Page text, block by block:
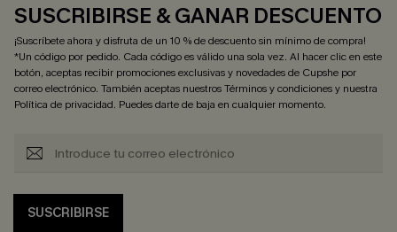
SUSCRIBIRSE & GANAR DESCUENTO
¡Suscríbete ahora y disfruta de un 10 % de descuento sin mínimo de compra!
*Un código por pedido. Cada código es válido una sola vez. Al hacer clic en este
botón, aceptas recibir promociones exclusivas y novedades de Cupshe por
correo electrónico. También aceptas nuestrosTérminos y condicionesy nuestra
Política de privacidad. Puedes darte de baja en cualquier momento.
SUSCRIBIRSE